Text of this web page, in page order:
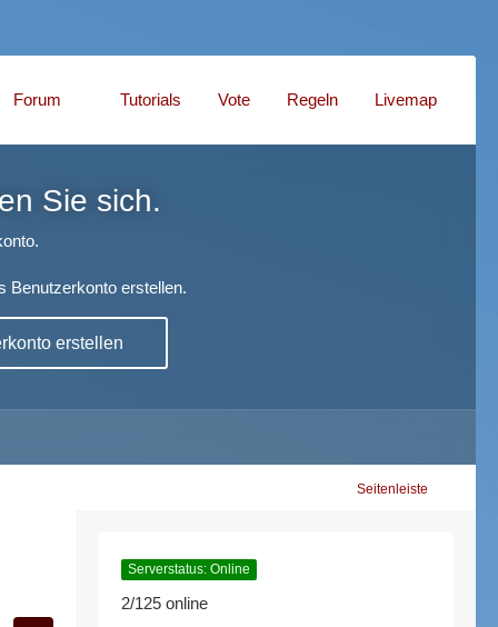
Forum Tutorials Vote Regeln Livemap
Sie sich.
Benutzerkonto erstellen.
erstellen
Seitenleiste
Serverstatus: Online
2/125 online